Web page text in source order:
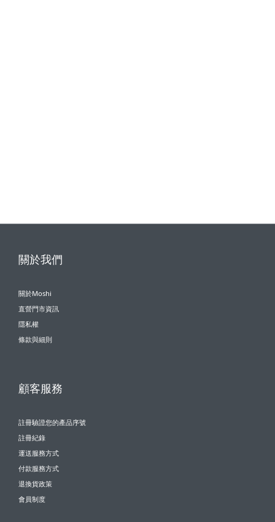
關於我們
關於Moshi
直營門市資訊
隱私權
條款與細則
顧客服務
註冊驗證您的產品序號
註冊紀錄
運送服務方式
付款服務方式
退換貨政策
會員制度